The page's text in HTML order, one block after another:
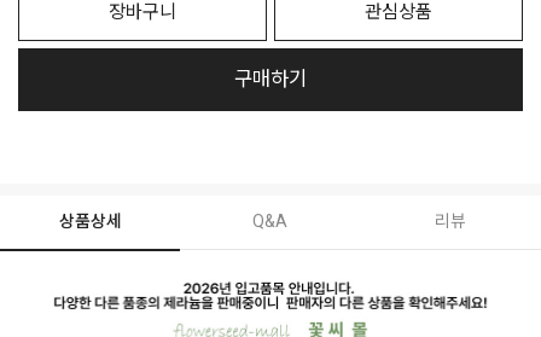
장바구니 관심상품
구매하기
상품상세 Q&A 리뷰